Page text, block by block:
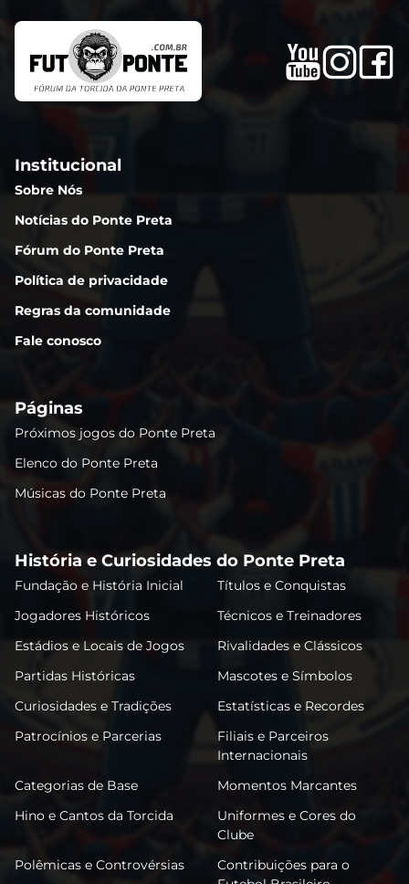
Institucional
Sobre Nós
Notícias do Ponte Preta
Fórum do Ponte Preta
Política de privacidade
Regras da comunidade
Fale conosco
Páginas
Próximos jogos do Ponte Preta
Elenco do Ponte Preta
Músicas do Ponte Preta
História e Curiosidades do Ponte Preta
Fundação e História Inicial
Títulos e Conquistas
Jogadores Históricos
Técnicos e Treinadores
Estádios e Locais de Jogos
Rivalidades e Clássicos
Partidas Históricas
Mascotes e Símbolos
Curiosidades e Tradições
Estatísticas e Recordes
Patrocínios e Parcerias
Filiais e Parceiros
Internacionais
Categorias de Base
Momentos Marcantes
Hino e Cantos da Torcida
Uniformes e Cores do
Clube
Polêmicas e Controvérsias
Contribuições para o